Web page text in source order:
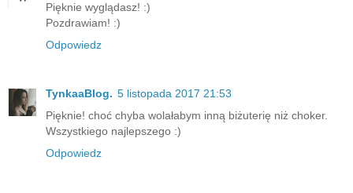
Pięknie wyglądasz! :)
Pozdrawiam! :)
Odpowiedz
TynkaaBlog. 5 listopada 2017 21:53
Pięknie! choć chyba wolałabym inną biżuterię niż choker.
Wszystkiego najlepszego :)
Odpowiedz